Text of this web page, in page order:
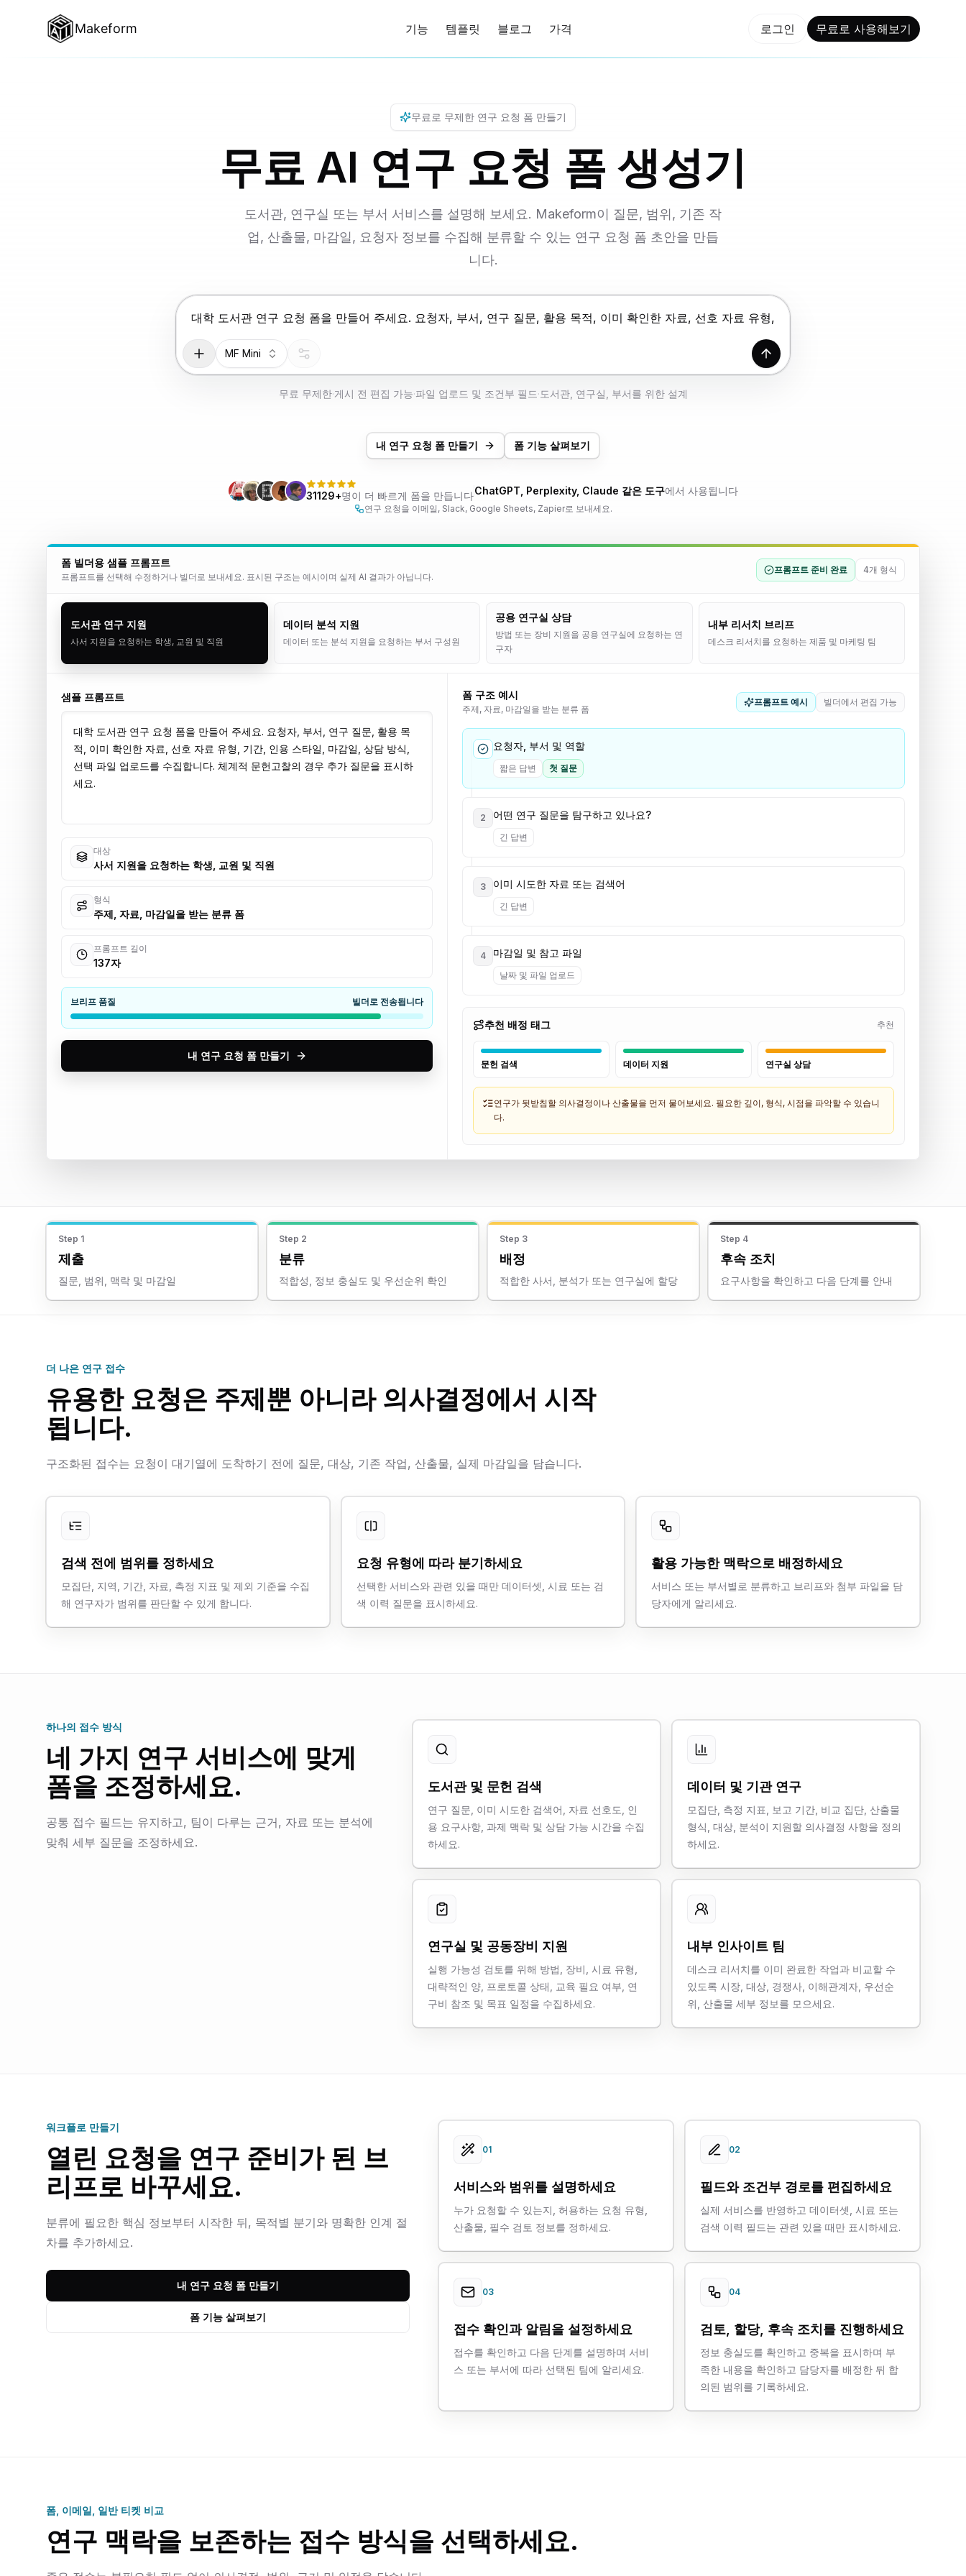
Makeform 기능 템플릿 블로그 가격 로그인 무료로 사용해보기
무료로 무제한 연구 요청 폼 만들기
무료 AI 연구 요청 폼 생성기
도서관, 연구실 또는 부서 서비스를 설명해 보세요. Makeform이 질문, 범위, 기존 작
업, 산출물, 마감일, 요청자 정보를 수집해 분류할 수 있는 연구 요청 폼 초안을 만듭
니다.
Enter를 눌러 제출, Shift+Enter로 줄바꿈 추가
MF Mini 생성하기
무료 무제한·게시 전 편집 가능·파일 업로드 및 조건부 필드·도서관, 연구실, 부서를 위한 설계
내 연구 요청 폼 만들기 폼 기능 살펴보기
31129+명이 더 빠르게 폼을 만듭니다ChatGPT, Perplexity, Claude 같은 도구에서 사용됩니다
연구 요청을 이메일, Slack, Google Sheets, Zapier로 보내세요.
폼 빌더용 샘플 프롬프트
프롬프트를 선택해 수정하거나 빌더로 보내세요. 표시된 구조는 예시이며 실제 AI 결과가 아닙니다.
프롬프트 준비 완료 4개 형식
도서관 연구 지원
사서 지원을 요청하는 학생, 교원 및 직원
데이터 분석 지원
데이터 또는 분석 지원을 요청하는 부서 구성원
공용 연구실 상담
방법 또는 장비 지원을 공용 연구실에 요청하는 연
구자
내부 리서치 브리프
데스크 리서치를 요청하는 제품 및 마케팅 팀
샘플 프롬프트
대상
사서 지원을 요청하는 학생, 교원 및 직원
형식
주제, 자료, 마감일을 받는 분류 폼
프롬프트 길이
137자
브리프 품질 빌더로 전송됩니다
내 연구 요청 폼 만들기
폼 구조 예시
주제, 자료, 마감일을 받는 분류 폼
프롬프트 예시 빌더에서 편집 가능
요청자, 부서 및 역할
짧은 답변 첫 질문
2 어떤 연구 질문을 탐구하고 있나요?
긴 답변
3 이미 시도한 자료 또는 검색어
긴 답변
4 마감일 및 참고 파일
날짜 및 파일 업로드
추천 배정 태그 추천
문헌 검색 데이터 지원 연구실 상담
연구가 뒷받침할 의사결정이나 산출물을 먼저 물어보세요. 필요한 깊이, 형식, 시점을 파악할 수 있습니
다.
Step 1
제출
질문, 범위, 맥락 및 마감일
Step 2
분류
적합성, 정보 충실도 및 우선순위 확인
Step 3
배정
적합한 사서, 분석가 또는 연구실에 할당
Step 4
후속 조치
요구사항을 확인하고 다음 단계를 안내
더 나은 연구 접수
유용한 요청은 주제뿐 아니라 의사결정에서 시작
됩니다.
구조화된 접수는 요청이 대기열에 도착하기 전에 질문, 대상, 기존 작업, 산출물, 실제 마감일을 담습니다.
검색 전에 범위를 정하세요
모집단, 지역, 기간, 자료, 측정 지표 및 제외 기준을 수집
해 연구자가 범위를 판단할 수 있게 합니다.
요청 유형에 따라 분기하세요
선택한 서비스와 관련 있을 때만 데이터셋, 시료 또는 검
색 이력 질문을 표시하세요.
활용 가능한 맥락으로 배정하세요
서비스 또는 부서별로 분류하고 브리프와 첨부 파일을 담
당자에게 알리세요.
하나의 접수 방식
네 가지 연구 서비스에 맞게
폼을 조정하세요.
공통 접수 필드는 유지하고, 팀이 다루는 근거, 자료 또는 분석에
맞춰 세부 질문을 조정하세요.
도서관 및 문헌 검색
연구 질문, 이미 시도한 검색어, 자료 선호도, 인
용 요구사항, 과제 맥락 및 상담 가능 시간을 수집
하세요.
데이터 및 기관 연구
모집단, 측정 지표, 보고 기간, 비교 집단, 산출물
형식, 대상, 분석이 지원할 의사결정 사항을 정의
하세요.
연구실 및 공동장비 지원
실행 가능성 검토를 위해 방법, 장비, 시료 유형,
대략적인 양, 프로토콜 상태, 교육 필요 여부, 연
구비 참조 및 목표 일정을 수집하세요.
내부 인사이트 팀
데스크 리서치를 이미 완료한 작업과 비교할 수
있도록 시장, 대상, 경쟁사, 이해관계자, 우선순
위, 산출물 세부 정보를 모으세요.
워크플로 만들기
열린 요청을 연구 준비가 된 브
리프로 바꾸세요.
분류에 필요한 핵심 정보부터 시작한 뒤, 목적별 분기와 명확한 인계 절
차를 추가하세요.
내 연구 요청 폼 만들기
폼 기능 살펴보기
01
서비스와 범위를 설명하세요
누가 요청할 수 있는지, 허용하는 요청 유형,
산출물, 필수 검토 정보를 정하세요.
02
필드와 조건부 경로를 편집하세요
실제 서비스를 반영하고 데이터셋, 시료 또는
검색 이력 필드는 관련 있을 때만 표시하세요.
03
접수 확인과 알림을 설정하세요
접수를 확인하고 다음 단계를 설명하며 서비
스 또는 부서에 따라 선택된 팀에 알리세요.
04
검토, 할당, 후속 조치를 진행하세요
정보 충실도를 확인하고 중복을 표시하며 부
족한 내용을 확인하고 담당자를 배정한 뒤 합
의된 범위를 기록하세요.
폼, 이메일, 일반 티켓 비교
연구 맥락을 보존하는 접수 방식을 선택하세요.